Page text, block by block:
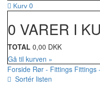
Kurv 0
0 VARER I
TOTAL 0,00 DKK
Gå til kurven »
Forside Rør - Fittings Fittings
Sortér listen